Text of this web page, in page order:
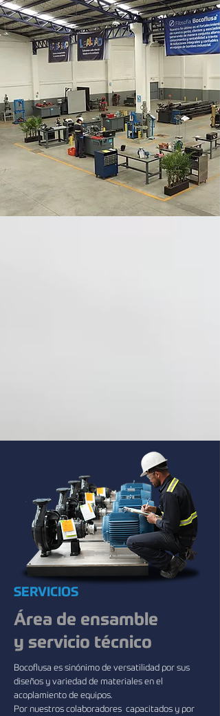
SERVICIOS
​Área de ensamble
y servicio técnico
Bocoflusa es sinónimo de versatilidad por sus
diseños y variedad de materiales en el
acoplamiento de equipos.
Por nuestros colaboradores capacitados y por